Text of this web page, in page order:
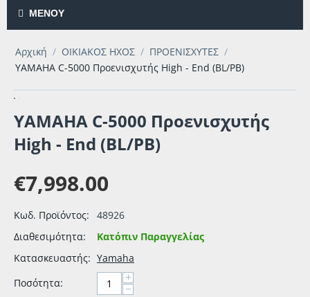
ΜΕΝΟΎ
Αρχική / ΟΙΚΙΑΚΟΣ ΗΧΟΣ / ΠΡΟΕΝΙΣΧΥΤΕΣ /
YAMAHA C-5000 Προενισχυτής High - End (BL/PB)
YAMAHA C-5000 Προενισχυτής
High - End (BL/PB)
€7,998.00
Κωδ. Προϊόντος:
48926
Διαθεσιμότητα:
Κατόπιν Παραγγελίας
Κατασκευαστής: Yamaha
Ποσότητα:
+
−